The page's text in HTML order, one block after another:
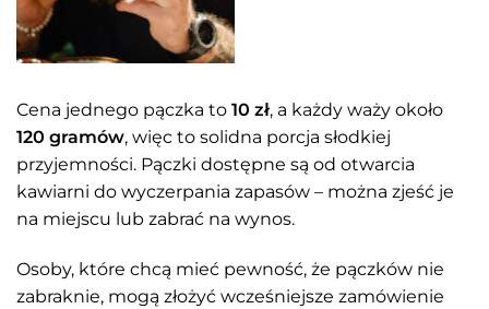
Cena jednego pączka to 10 zł, a każdy waży około
120 gramów, więc to solidna porcja słodkiej
przyjemności. Pączki dostępne są od otwarcia
kawiarni do wyczerpania zapasów – można zjeść je
na miejscu lub zabrać na wynos.
Osoby, które chcą mieć pewność, że pączków nie
zabraknie, mogą złożyć wcześniejsze zamówienie